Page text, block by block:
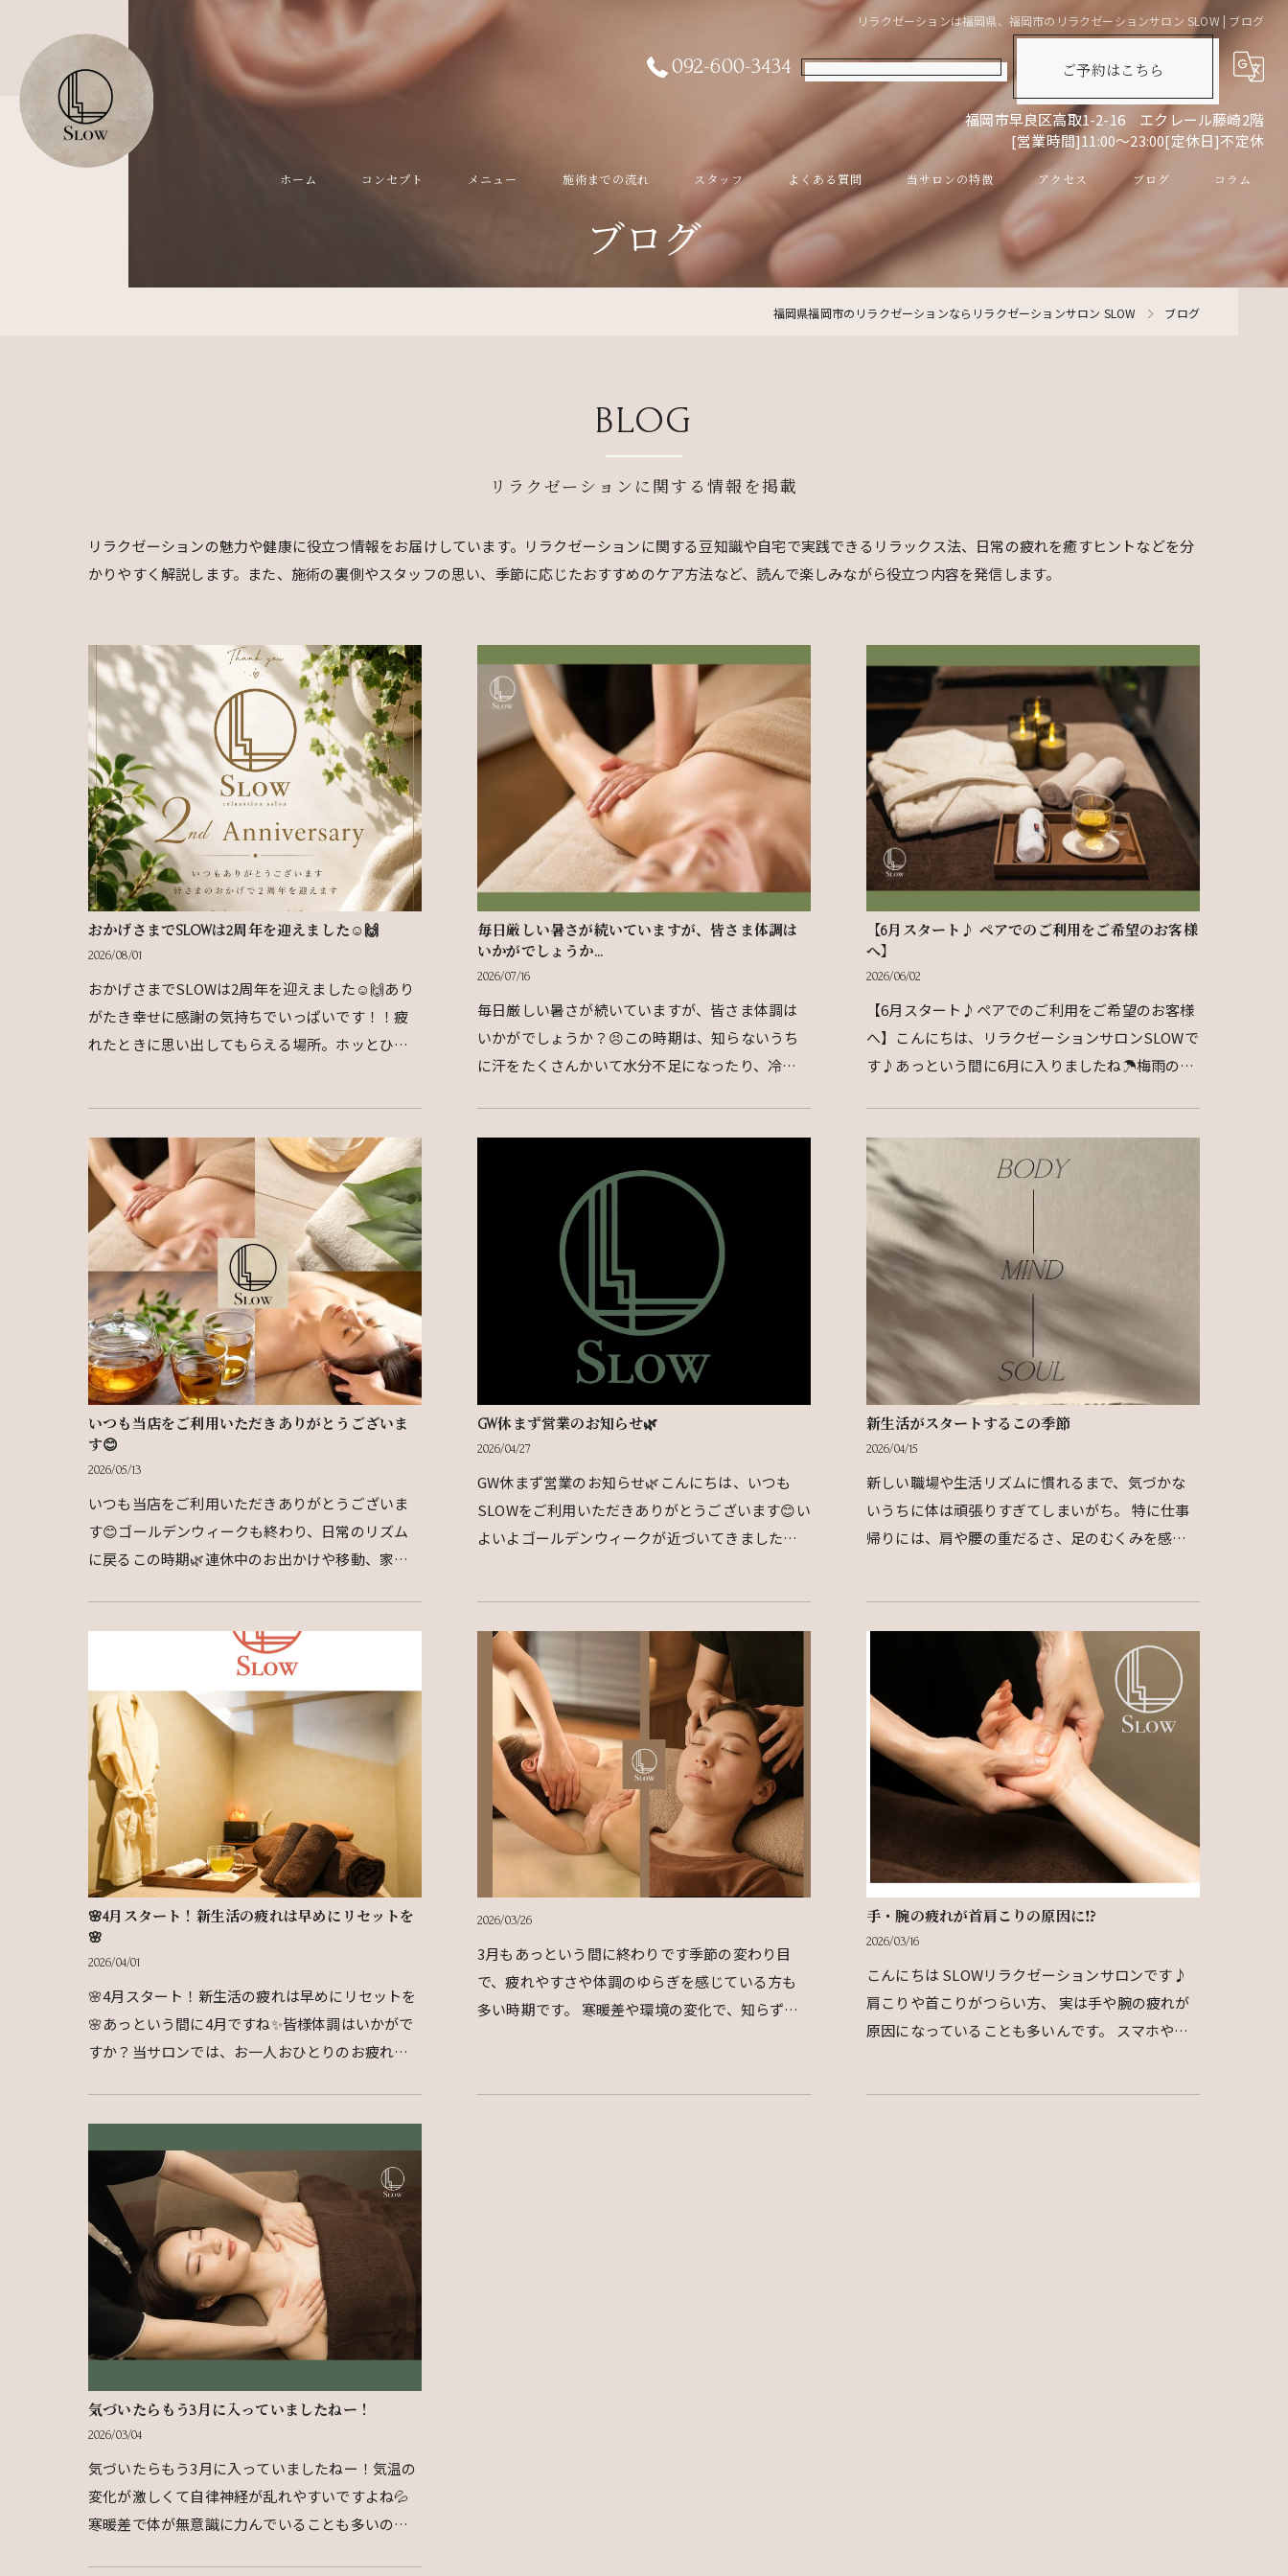
リラクゼーションは福岡県、福岡市のリラクゼーションサロン SLOW | ブログ
092-600-3434 ご予約はこちら
福岡市早良区高取1-2-16 エクレール藤崎2階
[営業時間]11:00～23:00[定休日]不定休
ホーム コンセプト メニュー 施術までの流れ スタッフ よくある質問 当サロンの特徴
リンパマッサージ
ドライヘッドスパ
アクセス ブログ コラム
ブログ
福岡県福岡市のリラクゼーションならリラクゼーションサロン SLOW ブログ
BLOG
リラクゼーションに関する情報を掲載
リラクゼーションの魅力や健康に役立つ情報をお届けしています。リラクゼーションに関する豆知識や自宅で実践できるリラックス法、日常の疲れを癒すヒントなどを分
かりやすく解説します。また、施術の裏側やスタッフの思い、季節に応じたおすすめのケア方法など、読んで楽しみながら役立つ内容を発信します。
おかげさまでSLOWは2周年を迎えました☺️🙌
2026/08/01
おかげさまでSLOWは2周年を迎えました☺️🙌あり
がたき幸せに感謝の気持ちでいっぱいです！！疲
れたときに思い出してもらえる場所。ホッとひと
毎日厳しい暑さが続いていますが、皆さま体調は
いかがでしょうか...
2026/07/16
毎日厳しい暑さが続いていますが、皆さま体調は
いかがでしょうか？😣この時期は、知らないうち
に汗をたくさんかいて水分不足になったり、冷房
【6月スタート♪ ペアでのご利用をご希望のお客様
へ】
2026/06/02
【6月スタート♪ペアでのご利用をご希望のお客様
へ】こんにちは、リラクゼーションサロンSLOWで
す♪あっという間に6月に入りましたね☂️梅雨の時
いつも当店をご利用いただきありがとうございま
す😊
2026/05/13
いつも当店をご利用いただきありがとうございま
す😊ゴールデンウィークも終わり、日常のリズム
に戻るこの時期🌿連休中のお出かけや移動、家族
GW休まず営業のお知らせ🌿
2026/04/27
GW休まず営業のお知らせ🌿こんにちは、いつも
SLOWをご利用いただきありがとうございます😊い
よいよゴールデンウィークが近づいてきましたね✨
新生活がスタートするこの季節
2026/04/15
新しい職場や生活リズムに慣れるまで、気づかな
いうちに体は頑張りすぎてしまいがち。 特に仕事
帰りには、肩や腰の重だるさ、足のむくみを感じ
🌸4月スタート！新生活の疲れは早めにリセットを
🌸
2026/04/01
🌸4月スタート！新生活の疲れは早めにリセットを
🌸あっという間に4月ですね✨皆様体調はいかがで
すか？当サロンでは、お一人おひとりのお疲れに
2026/03/26
3月もあっという間に終わりです季節の変わり目
で、疲れやすさや体調のゆらぎを感じている方も
多い時期です。 寒暖差や環境の変化で、知らず知
手・腕の疲れが首肩こりの原因に⁉︎
2026/03/16
こんにちは SLOWリラクゼーションサロンです♪
肩こりや首こりがつらい方、 実は手や腕の疲れが
原因になっていることも多いんです。 スマホやパ
気づいたらもう3月に入っていましたねー！
2026/03/04
気づいたらもう3月に入っていましたねー！気温の
変化が激しくて自律神経が乱れやすいですよね💦
寒暖差で体が無意識に力んでいることも多いの